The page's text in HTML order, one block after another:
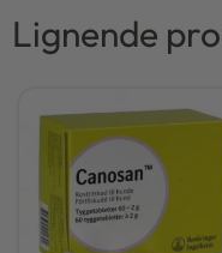
Lignende